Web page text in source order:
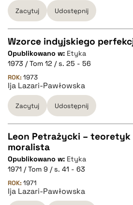
BIBTEX
pobierz cytat
Zacytuj Udostępnij
CZYSTY TEKST
pobierz cytat
BIBTEX
pobierz cytat
Wzorce indyjskiego
Opublikowano w: Etyka
1973 / Tom 12 / s. 25 - 56
ROK: 1973
Ija Lazari-Pawłowska
Zacytuj Udostępnij
CZYSTY TEKST
pobierz cytat
Leon Petrażycki – teoretyk
moralista
Opublikowano w: Etyka
1971 / Tom 9 / s. 41 - 63
ROK: 1971
Ija Lazari-Pawłowska